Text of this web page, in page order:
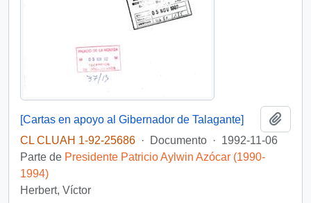
[Cartas en apoyo al Gibernador de Talagante]
CL CLUAH 1-92-25686 · Documento · 1992-11-06
Parte de Presidente Patricio Aylwin Azócar (1990-
1994)
Herbert, Víctor